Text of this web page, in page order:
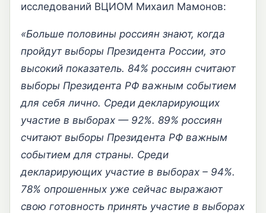
исследований ВЦИОМ Михаил Мамонов:
«Больше половины россиян знают, когда
пройдут выборы Президента России, это
высокий показатель. 84% россиян считают
выборы Президента РФ важным событием
для себя лично. Среди декларирующих
участие в выборах — 92%. 89% россиян
считают выборы Президента РФ важным
событием для страны. Среди
декларирующих участие в выборах – 94%.
78% опрошенных уже сейчас выражают
свою готовность принять участие в выборах